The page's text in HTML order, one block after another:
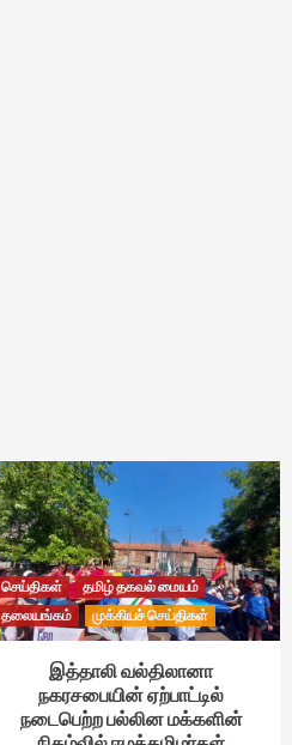
செய்திகள்
தமிழ் தகவல் மையம்
தலையங்கம்
முக்கியச் செய்திகள்
இத்தாலி வல்திலானா
நகரசபையின் ஏற்பாட்டில்
நடைபெற்ற பல்லின மக்களின்